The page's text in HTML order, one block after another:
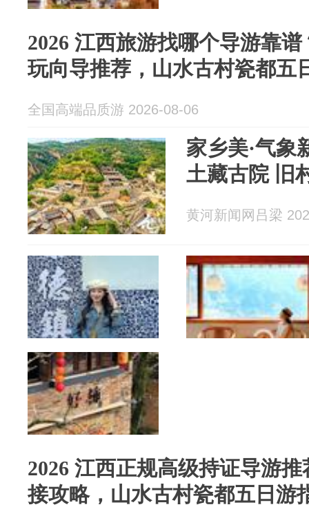
2026 江西旅游找哪个导游靠
玩向导推荐，山水古村瓷都五
全国高端品质游 2026-08-06
家乡美·气象
土藏古院 旧
黄河新闻网吕梁
2026 江西正规高级持证导游
接攻略，山水古村瓷都五日游